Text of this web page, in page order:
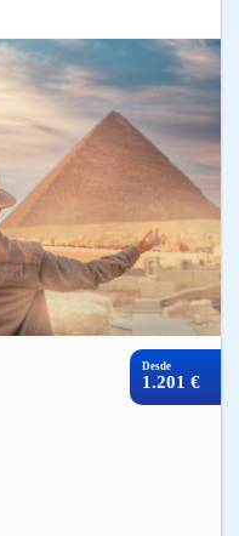
Desde
1.201 €